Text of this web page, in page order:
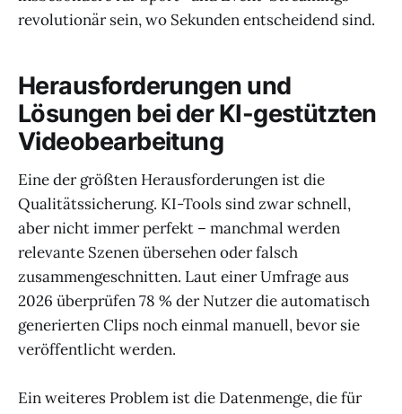
revolutionär sein, wo Sekunden entscheidend sind.
Herausforderungen und
Lösungen bei der KI-gestützten
Videobearbeitung
Eine der größten Herausforderungen ist die
Qualitätssicherung. KI-Tools sind zwar schnell,
aber nicht immer perfekt – manchmal werden
relevante Szenen übersehen oder falsch
zusammengeschnitten. Laut einer Umfrage aus
2026 überprüfen 78 % der Nutzer die automatisch
generierten Clips noch einmal manuell, bevor sie
veröffentlicht werden.
Ein weiteres Problem ist die Datenmenge, die für